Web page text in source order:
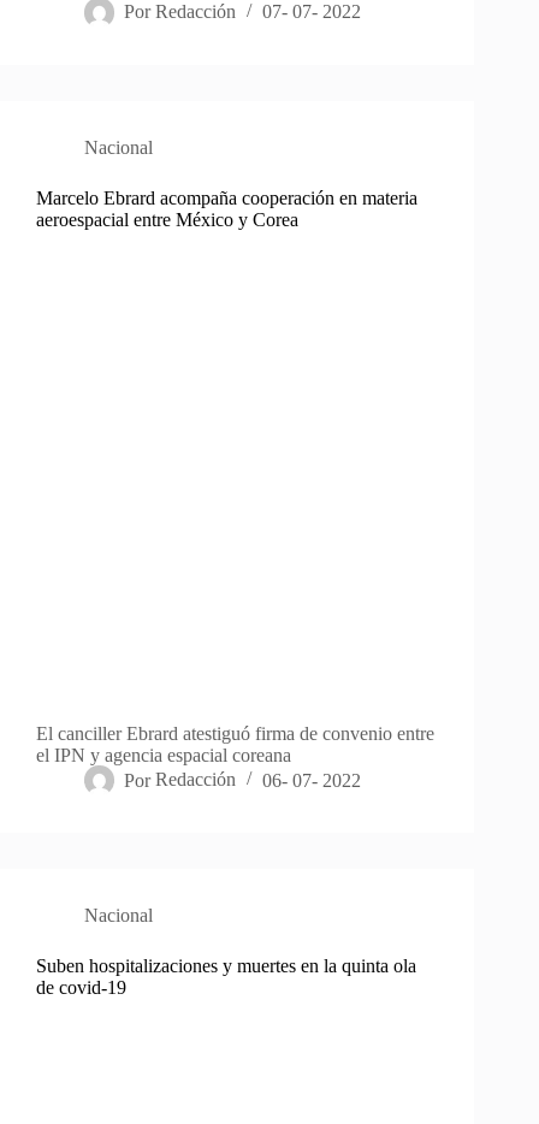
Por Redacción 07- 07- 2022
Nacional
Marcelo Ebrard acompaña cooperación en materia
aeroespacial entre México y Corea
El canciller Ebrard atestiguó firma de convenio entre
el IPN y agencia espacial coreana
Por Redacción 06- 07- 2022
Nacional
Suben hospitalizaciones y muertes en la quinta ola
de covid-19